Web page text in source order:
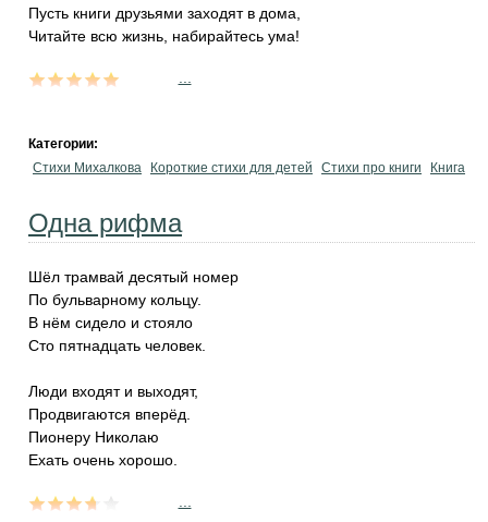
Пусть книги друзьями заходят в дома,
Читайте всю жизнь, набирайтесь ума!
Категории:
Стихи Михалкова
Короткие стихи для детей Стихи про книги Книга
Одна рифма
Шёл трамвай десятый номер
По бульварному кольцу.
В нём сидело и стояло
Сто пятнадцать человек.
Люди входят и выходят,
Продвигаются вперёд.
Пионеру Николаю
Ехать очень хорошо.